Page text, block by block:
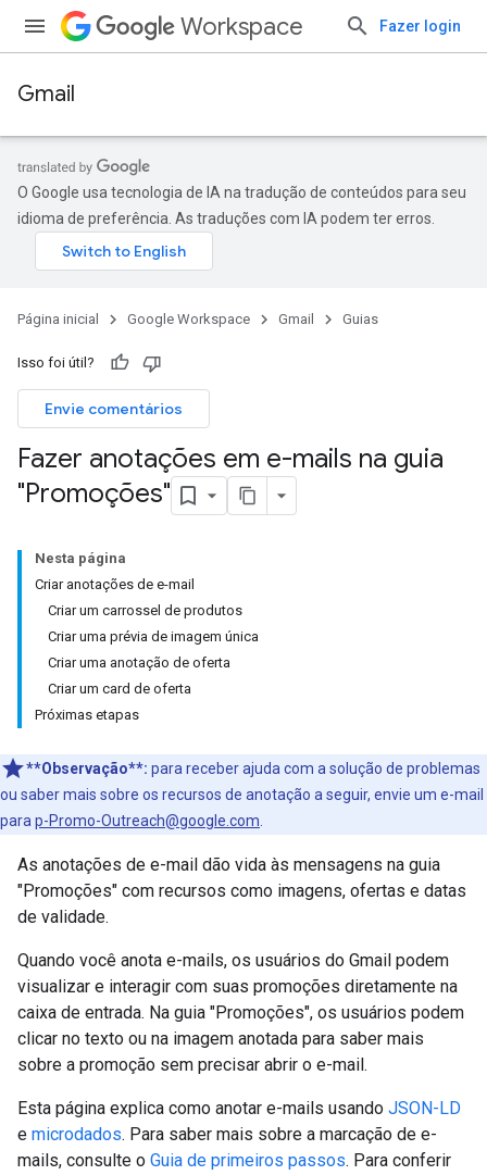
Workspace Fazer login
Gmail
O Google usa tecnologia de IA na tradução de conteúdos para seu
idioma de preferência. As traduções com IA podem ter erros.
Página inicial Google Workspace Gmail Guias
Isso foi útil?
Envie comentários
Fazer anotações em e-mails na guia
"Promoções"
Nesta página
Criar anotações de e-mail
Criar um carrossel de produtos
Criar uma prévia de imagem única
Criar uma anotação de oferta
Criar um card de oferta
Próximas etapas
**Observação**: para receber ajuda com a solução de problemas
ou saber mais sobre os recursos de anotação a seguir, envie um e-mail
para p-Promo-Outreach@google.com
As anotações de e-mail dão vida às mensagens na guia
"Promoções" com recursos como imagens, ofertas e datas
de validade.
Quando você anota e-mails, os usuários do Gmail podem
visualizar e interagir com suas promoções diretamente na
caixa de entrada. Na guia "Promoções", os usuários podem
clicar no texto ou na imagem anotada para saber mais
sobre a promoção sem precisar abrir o e-mail.
Esta página explica como anotar e-mails usando JSON-LD
e microdados. Para saber mais sobre a marcação de e-
mails, consulte o Guia de primeiros passos. Para conferir